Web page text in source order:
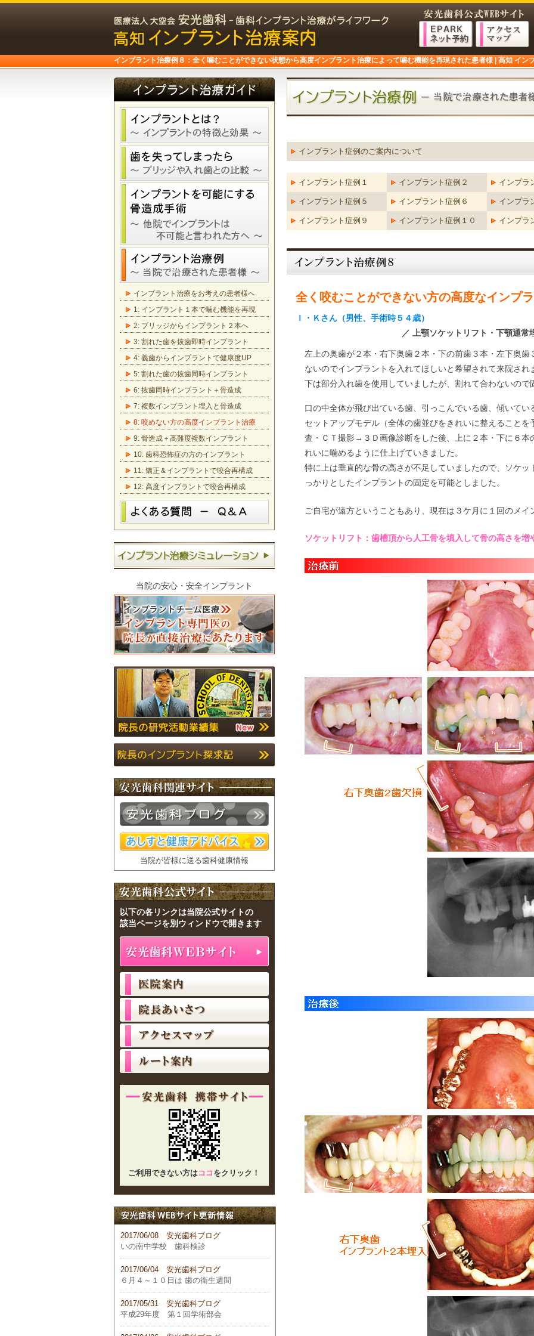
インプラント治療例８：全く噛むことができない状態から高度インプラント治療によって噛む機能を再現された患者様 | 高知 イン
インプラント症例のご案内について
インプラント症例１ インプラント症例２ インプラ
インプラント症例５ インプラント症例６ インプラ
インプラント症例９ インプラント症例１０ インプラ
全く咬むことができない方の高度なインプ
Ｉ・Ｋさん（男性、手術時５４歳）
／ 上顎ソケットリフト・下顎通
左上の奥歯が２本・右下奥歯２本・下の前歯３本・左下奥
ないのでインプラントを入れてほしいと希望されて来院され
下は部分入れ歯を使用していましたが、割れて合わないの
口の中全体が飛び出ている歯、引っこんでいる歯、傾いて
セットアップモデル（全体の歯並びをきれいに整えること
査・ＣＴ撮影→３Ｄ画像診断をした後、上に２本・下に６本
れいに噛めるように仕上げていきました。
特に上は垂直的な骨の高さが不足していましたので、ソケ
っかりとしたインプラントの固定を可能としました。
ご自宅が遠方ということもあり、現在は３ケ月に１回のメ
ソケットリフト：歯槽頂から人工骨を填入して骨の高さを増
インプラント治療をお考えの患者様へ
1: インプラント１本で噛む機能を再現
2: ブリッジからインプラント２本へ
3: 割れた歯を抜歯即時インプラント
4: 義歯からインプラントで健康度UP
5: 割れた歯の抜歯同時インプラント
6: 抜歯同時インプラント＋骨造成
7: 複数インプラント埋入と骨造成
8: 咬めない方の高度インプラント治療
9: 骨造成＋高難度複数インプラント
10: 歯科恐怖症の方のインプラント
11: 矯正＆インプラントで咬合再構成
12: 高度インプラントで咬合再構成
当院の安心・安全インプラント
当院が皆様に送る歯科健康情報
以下の各リンクは当院公式サイトの
該当ページを別ウィンドウで開きます
ご利用できない方はココ をクリック！
2017/06/08 安光歯科ブログ
いの南中学校 歯科検診
2017/06/04 安光歯科ブログ
６月４～１０日は 歯の衛生週間
2017/05/31 安光歯科ブログ
平成29年度 第１回学術部会